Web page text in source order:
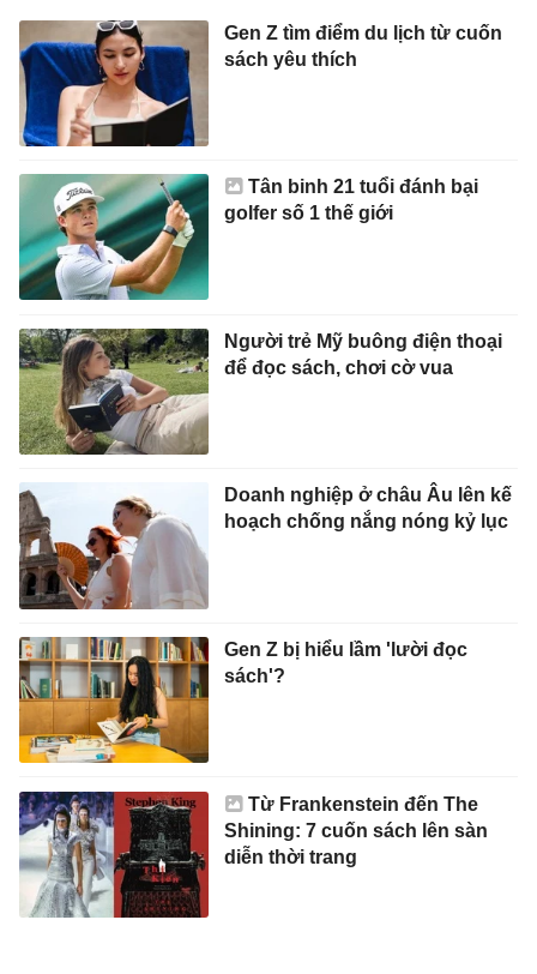
Gen Z tìm điểm du lịch từ cuốn
sách yêu thích
Tân binh 21 tuổi đánh bại
golfer số 1 thế giới
Người trẻ Mỹ buông điện thoại
để đọc sách, chơi cờ vua
Doanh nghiệp ở châu Âu lên kế
hoạch chống nắng nóng kỷ lục
Gen Z bị hiểu lầm 'lười đọc
sách'?
Từ Frankenstein đến The
Shining: 7 cuốn sách lên sàn
diễn thời trang